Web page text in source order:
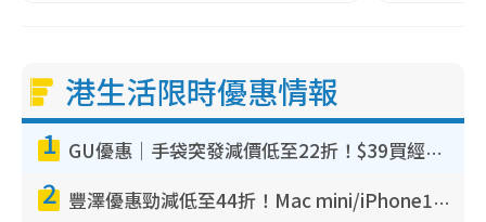
港生活限時優惠情報
1 GU優惠｜手袋突發減價低至22折！$39買經典波士頓包/餃子袋！飾物同步減價$29起！
2 豐澤優惠勁減低至44折！Mac mini/iPhone17Pro大減價！廚房家電$220起